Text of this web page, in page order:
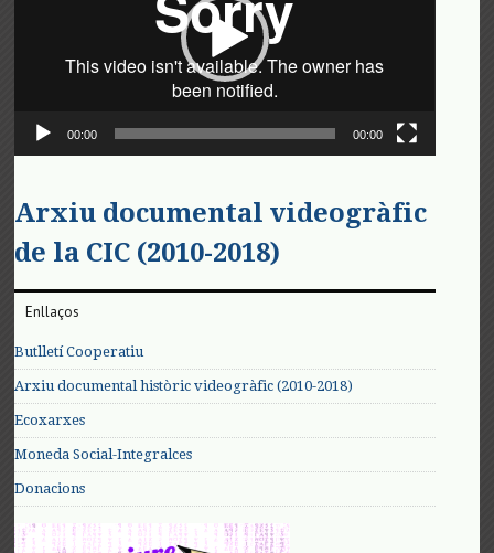
00:00 00:00
Arxiu documental videogràfic
de la CIC (2010-2018)
Enllaços
Butlletí Cooperatiu
Arxiu documental històric videogràfic (2010-2018)
Ecoxarxes
Moneda Social-Integralces
Donacions